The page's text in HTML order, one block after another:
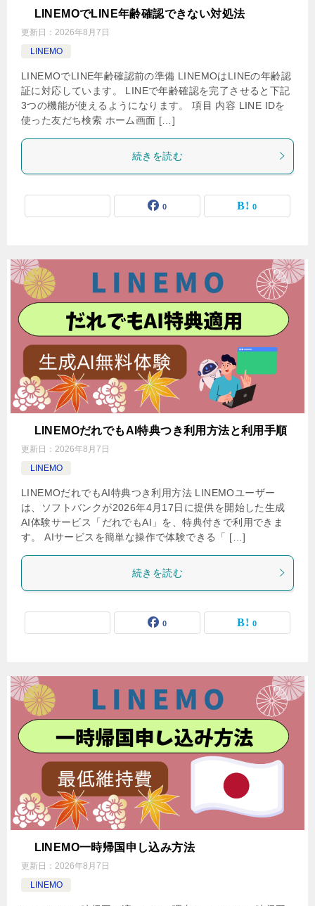
LINEMOでLINE年齢確認できない対処法
更新日： 2026年8月7日
LINEMO
LINEMOでLINE年齢確認前の準備 LINEMOはLINEの年齢認
証に対応しています。 LINEで年齢確認を完了させると下記
3つの機能が使えるようになります。 項目 内容 LINE IDを
使った友だち検索 ホーム画面 […]
続きを読む
0 0
LINEMOだれでもAI特典つき利用方法と利用手順
更新日： 2026年8月7日
LINEMO
LINEMOだれでもAI特典つき利用方法 LINEMOユーザー
は、ソフトバンクが2026年4月17日に提供を開始した生成
AI体験サービス「だれでもAI」を、特典付きで利用できま
す。 AIサービスを簡単な操作で体験できる「 […]
続きを読む
0 0
LINEMO一時帰国申し込み方法
更新日： 2026年8月7日
LINEMO